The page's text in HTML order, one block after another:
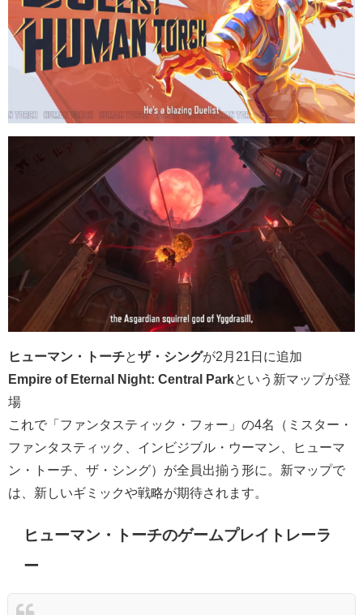
ヒューマン・トーチとザ・シングが2月21日に追加
Empire of Eternal Night: Central Parkという新マップが登
場
これで「ファンタスティック・フォー」の4名（ミスター・
ファンタスティック、インビジブル・ウーマン、ヒューマ
ン・トーチ、ザ・シング）が全員出揃う形に。新マップで
は、新しいギミックや戦略が期待されます。
ヒューマン・トーチのゲームプレイトレーラ
ー